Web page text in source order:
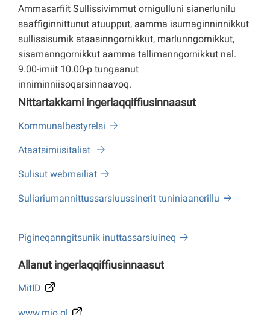
Ammasarfiit Sullissivimmut ornigulluni sianerlunilu
saaffiginnittunut atuupput, aamma isumaginninnikkut
sullissisumik ataasinngornikkut, marlunngornikkut,
sisamanngornikkut aamma tallimanngornikkut nal.
9.00-imiit 10.00-p tungaanut
inniminniisoqarsinnaavoq.
Nittartakkami ingerlaqqiffiusinnaasut
Kommunalbestyrelsi
Ataatsimiisitaliat
Sulisut webmailiat
Suliariumannittussarsiuussinerit tuniniaanerillu
Pigineqanngitsunik inuttassarsiuineq
Allanut ingerlaqqiffiusinnaasut
MitID